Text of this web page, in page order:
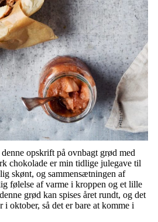
opskrift på ovnbagt grød med
chokolade er min tidlige julegave til
skønt, og sammensætningen af
følelse af varme i kroppen og et lille
grød kan spises året rundt, og det
i oktober, så det er bare at komme i